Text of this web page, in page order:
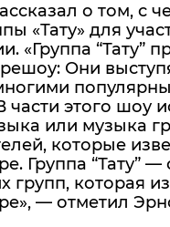
о том, с
«Тату» для
«Группа “Тату”
Они
части этого шоу
или музыка
которые
Группа “Тату” —
групп, которая
— отметил